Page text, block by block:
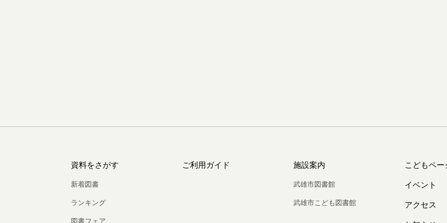
資料をさがす
新着図書
ランキング
図書フェア
ご利用ガイド 施設案内
武雄市図書館
武雄市こども図書館
こどもペー
イベント
アクセス